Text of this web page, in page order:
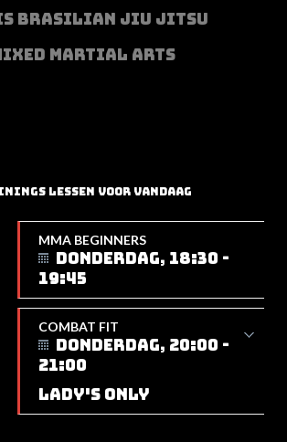
BRASILIAN JIU JITSU
MARTIAL ARTS
LESSEN VOOR VANDAAG
MMA BEGINNERS
DONDERDAG, 18:30 -
19:45
COMBAT FIT
DONDERDAG, 20:00 -
21:00
LADY'S ONLY